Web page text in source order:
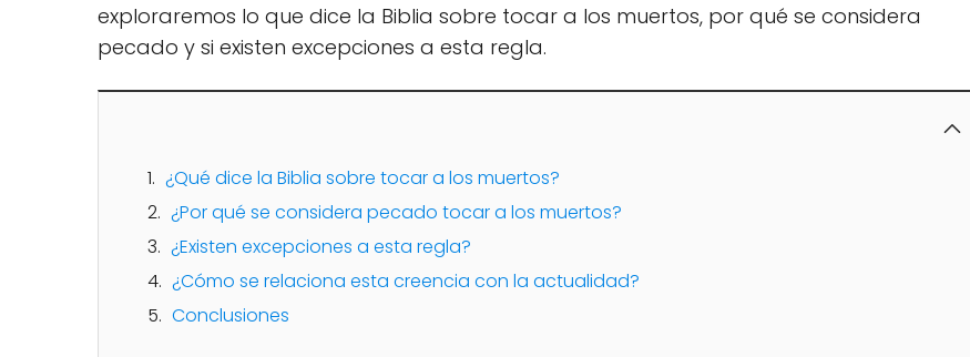
exploraremos lo que dice la Biblia sobre tocar a los muertos, por qué se considera
pecado y si existen excepciones a esta regla.
¿Qué dice la Biblia sobre tocar a los muertos?
¿Por qué se considera pecado tocar a los muertos?
¿Existen excepciones a esta regla?
¿Cómo se relaciona esta creencia con la actualidad?
Conclusiones